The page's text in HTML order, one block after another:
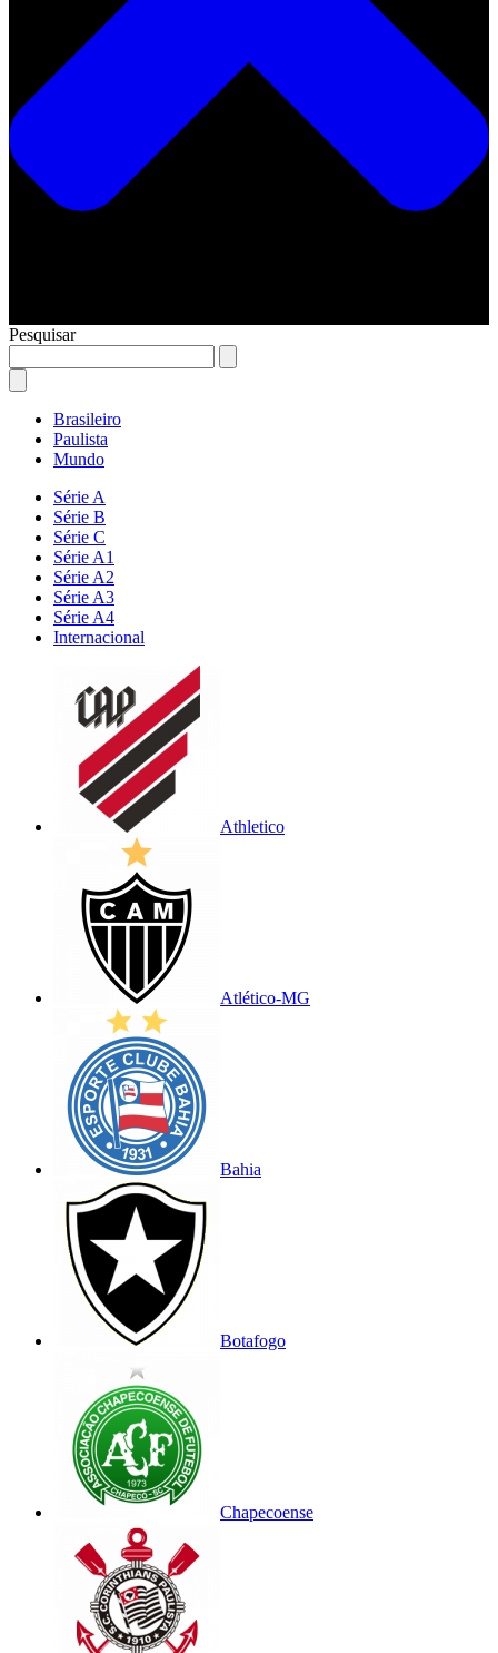
Pesquisar
Brasileiro
Paulista
Mundo
Série A
Série B
Série C
Série A1
Série A2
Série A3
Série A4
Internacional
Athletico
Atlético-MG
Bahia
Botafogo
Chapecoense